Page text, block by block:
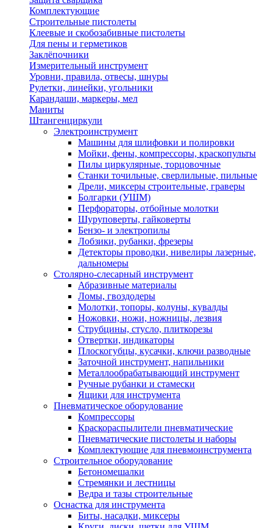
Комплектующие
Строительные пистолеты
Клеевые и скобозабивные пистолеты
Для пены и герметиков
Заклёпочники
Измерительный инструмент
Уровни, правила, отвесы, шнуры
Рулетки, линейки, угольники
Карандаши, маркеры, мел
Маниты
Штангенциркули
Электроинструмент
Машины для шлифовки и полировки
Мойки, фены, компрессоры, краскопульты
Пилы циркулярные, торцовочные
Станки точильные, сверлильные, пильные
Дрели, миксеры строительные, граверы
Болгарки (УШМ)
Перфораторы, отбойные молотки
Шуруповерты, гайковерты
Бензо- и электропилы
Лобзики, рубанки, фрезеры
Детекторы проводки, нивелиры лазерные,
дальномеры
Столярно-слесарный инструмент
Абразивные материалы
Ломы, гвоздодеры
Молотки, топоры, колуны, кувалды
Ножовки, ножи, ножницы, лезвия
Струбцины, стусло, плиткорезы
Отвертки, индикаторы
Плоскогубцы, кусачки, ключи разводные
Заточной инструмент, напильники
Металлообрабатывающий инструмент
Ручные рубанки и стамески
Ящики для инструмента
Пневматическое оборудование
Компрессоры
Краскораспылители пневматические
Пневматические пистолеты и наборы
Комплектующие для пневмоинструмента
Строительное оборудование
Бетономешалки
Стремянки и лестницы
Ведра и тазы строительные
Оснастка для инструмента
Биты, насадки, миксеры